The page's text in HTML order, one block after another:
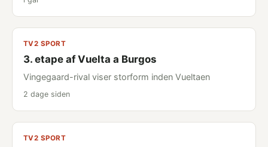
TV2 SPORT
3. etape af Vuelta a Burgos
Vingegaard-rival viser storform inden Vueltaen
2 dage siden
TV2 SPORT